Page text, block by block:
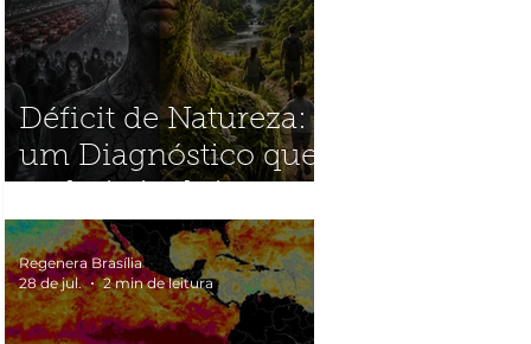
Déficit de Natureza:
um Diagnóstico que
toda a humanidade
Regenera Brasília
28 de jul.
2 min de leitura